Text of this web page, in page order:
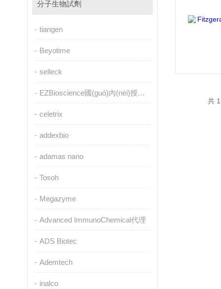
分子生物試劑
tiangen
Beyotime
selleck
EZBioscience國(guó)內(nèi)授權(quán)代理
celetrix
addexbio
adamas nano
Tosoh
Megazyme
Advanced ImmunoChemical代理
ADS Biotec
Ademtech
inalco
共